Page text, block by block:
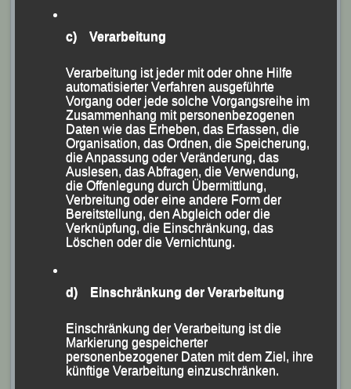
(KS.) Mit Siegen in ihren Altersklassen (AK) glänzten
Markus Siegerstetter und Sascha Jäger von der
Gäuboden-Volksfest-Lauf“ des FTSV Straubing, bei
dem rund 250 Teilnehmer auf Strecken zwischen 400
m und 10 km am Start waren.
Bei sommerlichen Verhältnissen und schwülen
Temperaturen liefen die beiden LG-
Ausdauerspezialisten im 10-km-Hauptlauf, der vom
zweifachen Deutschen 5000-m-Meister und EM-
Teilnehmer Florian Bremm (Running Gags) gewonnen
Nach 36:23 Minuten lief Markus Siegerstetter als
auf der Sportanlage des FTSV Straubing über die
Ziellinie. Für Sascha Jäger blieben die Uhren nach
38:19 Minuten stehen, was für ihn im
c) Verarbeitung
Verarbeitung ist jeder mit oder ohne Hilfe
automatisierter Verfahren ausgeführte
Vorgang oder jede solche Vorgangsreihe im
Zusammenhang mit personenbezogenen
Daten wie das Erheben, das Erfassen, die
Organisation, das Ordnen, die Speicherung,
die Anpassung oder Veränderung, das
Auslesen, das Abfragen, die Verwendung,
die Offenlegung durch Übermittlung,
Verbreitung oder eine andere Form der
Bereitstellung, den Abgleich oder die
Verknüpfung, die Einschränkung, das
Löschen oder die Vernichtung.
d) Einschränkung der Verarbeitung
Einschränkung der Verarbeitung ist die
Markierung gespeicherter
personenbezogener Daten mit dem Ziel, ihre
künftige Verarbeitung einzuschränken.